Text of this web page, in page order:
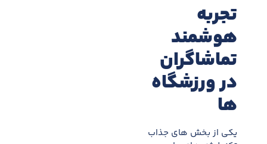
تجربه
هوشمند
تماشاگران
در ورزشگاه
ها
یکی از بخش های جذاب